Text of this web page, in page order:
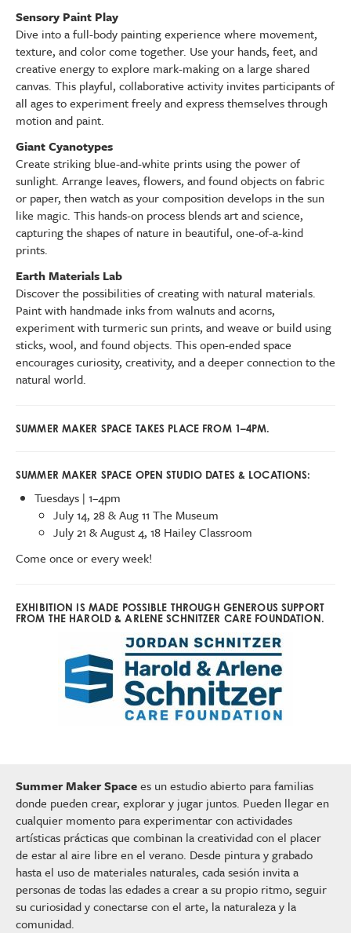
Sensory Paint Play
Dive into a full-body painting experience where movement,
texture, and color come together. Use your hands, feet, and
creative energy to explore mark-making on a large shared
canvas. This playful, collaborative activity invites participants of
all ages to experiment freely and express themselves through
motion and paint.
Giant Cyanotypes
Create striking blue-and-white prints using the power of
sunlight. Arrange leaves, flowers, and found objects on fabric
or paper, then watch as your composition develops in the sun
like magic. This hands-on process blends art and science,
capturing the shapes of nature in beautiful, one-of-a-kind
prints.
Earth Materials Lab
Discover the possibilities of creating with natural materials.
Paint with handmade inks from walnuts and acorns,
experiment with turmeric sun prints, and weave or build using
sticks, wool, and found objects. This open-ended space
encourages curiosity, creativity, and a deeper connection to the
natural world.
SUMMER MAKER SPACE TAKES PLACE FROM 1–4PM.
SUMMER MAKER SPACE OPEN STUDIO DATES & LOCATIONS:
Tuesdays | 1–4pm
July 14, 28 & Aug 11 The Museum
July 21 & August 4, 18 Hailey Classroom
Come once or every week!
EXHIBITION IS MADE POSSIBLE THROUGH GENEROUS SUPPORT
FROM THE HAROLD & ARLENE SCHNITZER CARE FOUNDATION.
Summer Maker Spacees un estudio abierto para familias
donde pueden crear, explorar y jugar juntos. Pueden llegar en
cualquier momento para experimentar con actividades
artísticas prácticas que combinan la creatividad con el placer
de estar al aire libre en el verano. Desde pintura y grabado
hasta el uso de materiales naturales, cada sesión invita a
personas de todas las edades a crear a su propio ritmo, seguir
su curiosidad y conectarse con el arte, la naturaleza y la
comunidad.